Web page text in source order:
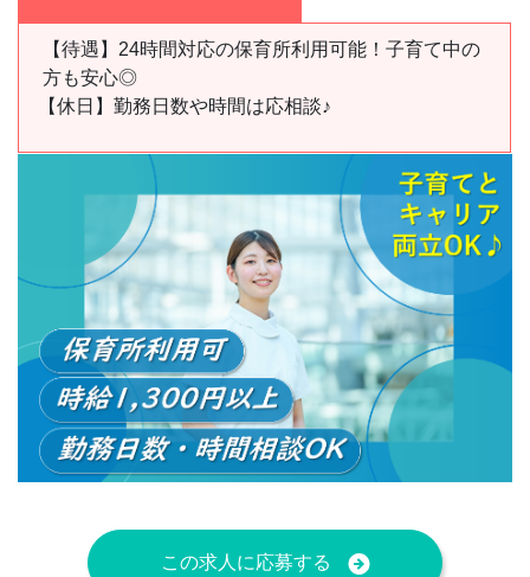
【待遇】24時間対応の保育所利用可能！子育て中の
方も安心◎
【休日】 勤務日数や時間は応相談♪
この求人に応募する